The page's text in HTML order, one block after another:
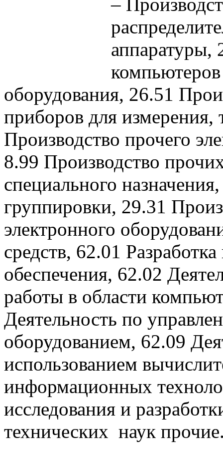
–
аппаратуры,
оборудования, 26.51
приборов для измерения,
Производство прочего
8.99 Производство
специального
группировки, 29.31
электронного
средств, 62.01
обеспечения, 62.02
работы в области
Деятельность по
оборудованием, 62.09
использованием
информационных
исследования и
технических наук